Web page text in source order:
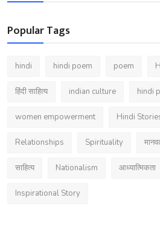
Popular Tags
hindi hindi poem poem
हिंदी साहित्य indian culture hindi
women empowerment Hindi
Relationships Spirituality
साहित्य Nationalism आध्यात्मिकता
Inspirational Story